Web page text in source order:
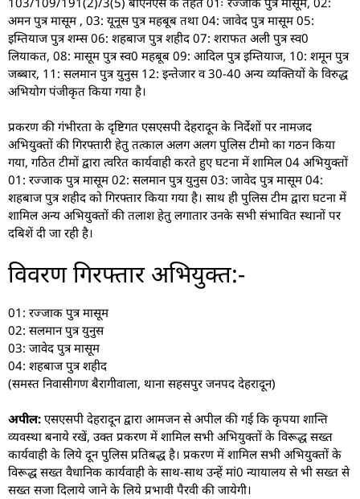
अमन पुत्र मासूम , 03: यूनूस पुत्र महबूब तथा 04: जावेद पुत्र मासूम 05:
इम्तियाज पुत्र शम्स 06: शहबाज पुत्र शहीद 07: शराफत अली पुत्र स्व0
लियाकत, 08: मासूम पुत्र स्व0 महबूब 09: आदिल पुत्र इम्तियाज, 10: शमून पुत्र
जब्बार, 11: सलमान पुत्र युनुस 12: इन्तेजार व 30-40 अन्य व्यक्तियों के विरुद्ध
अभियोग पंजीकृत किया गया है।
प्रकरण की गंभीरता के दृष्टिगत एसएसपी देहरादून के निर्देशों पर नामजद
अभियुक्तों की गिरफ्तारी हेतु तत्काल अलग अलग पुलिस टीमो का गठन किया
गया, गठित टीमों द्वारा त्वरित कार्यवाही करते हुए घटना में शामिल 04 अभियुक्तों
01: रज्जाक पुत्र मासूम 02: सलमान पुत्र युनुस 03: जावेद पुत्र मासूम 04:
शहबाज पुत्र शहीद को गिरफ्तार किया गया है। साथ ही पुलिस टीम द्वारा घटना में
शामिल अन्य अभियुक्तों की तलाश हेतु लगातार उनके सभी संभावित स्थानों पर
दबिशें दी जा रही है।
विवरण गिरफ्तार अभियुक्त:-
01: रज्जाक पुत्र मासूम
02: सलमान पुत्र युनुस
03: जावेद पुत्र मासूम
04: शहबाज पुत्र शहीद
(समस्त निवासीगण बैरागीवाला, थाना सहसपुर जनपद देहरादून)
अपील: एसएसपी देहरादून द्वारा आमजन से अपील की गई कि कृपया शान्ति
व्यवस्था बनाये रखें, उक्त प्रकरण में शामिल सभी अभियुक्तों के विरूद्ध सख्त
कार्यवाही के लिये दून पुलिस प्रतिबद्ध है। प्रकरण में शामिल सभी अभियुक्तों के
विरूद्ध सख्त वैधानिक कार्यवाही के साथ-साथ उन्हें मां0 न्यायालय से भी सख्त से
सख्त सजा दिलाये जाने के लिये प्रभावी पैरवी की जायेगी।